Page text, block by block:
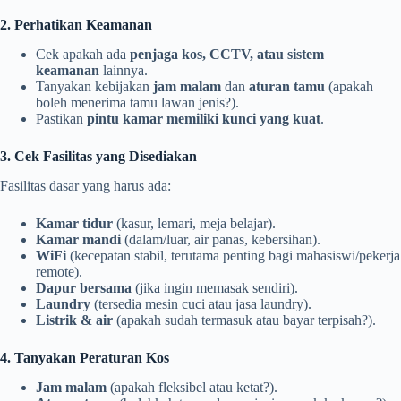
2. Perhatikan Keamanan
Cek apakah ada penjaga kos, CCTV, atau sistem
keamanan lainnya.
Tanyakan kebijakan jam malam dan aturan tamu (apakah
boleh menerima tamu lawan jenis?).
Pastikan pintu kamar memiliki kunci yang kuat.
3. Cek Fasilitas yang Disediakan
Fasilitas dasar yang harus ada:
Kamar tidur (kasur, lemari, meja belajar).
Kamar mandi (dalam/luar, air panas, kebersihan).
WiFi (kecepatan stabil, terutama penting bagi mahasiswi/pekerja
remote).
Dapur bersama (jika ingin memasak sendiri).
Laundry (tersedia mesin cuci atau jasa laundry).
Listrik & air (apakah sudah termasuk atau bayar terpisah?).
4. Tanyakan Peraturan Kos
Jam malam (apakah fleksibel atau ketat?).